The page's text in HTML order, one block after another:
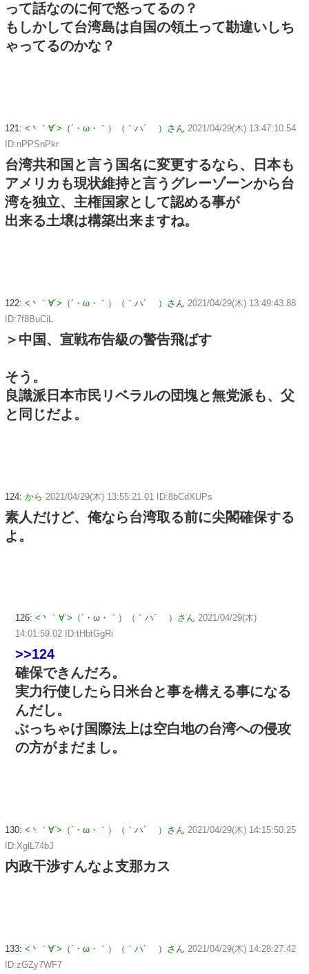
って話なのに何で怒ってるの？
もしかして台湾島は自国の領土って勘違いしち
ゃってるのかな？
121: <丶｀∀´>（´・ω・｀）（｀ハ´ ）さん 2021/04/29(木) 13:47:10.54
ID:nPPSnPkr
台湾共和国と言う国名に変更するなら、日本も
アメリカも現状維持と言うグレーゾーンから台
湾を独立、主権国家として認める事が
出来る土壌は構築出来ますね。
122: <丶｀∀´>（´・ω・｀）（｀ハ´ ）さん 2021/04/29(木) 13:49:43.88
ID:7f8BuCiL
＞中国、宣戦布告級の警告飛ばす
そう。
良識派日本市民リベラルの団塊と無党派も、父
と同じだよ。
124: から 2021/04/29(木) 13:55:21.01 ID:8bCdXUPs
素人だけど、俺なら台湾取る前に尖閣確保する
よ。
126: <丶｀∀´>（´・ω・｀）（｀ハ´ ）さん 2021/04/29(木)
14:01:59.02 ID:tHbtGgRi
>>124
確保できんだろ。
実力行使したら日米台と事を構える事になる
んだし。
ぶっちゃけ国際法上は空白地の台湾への侵攻
の方がまだまし。
130: <丶｀∀´>（´・ω・｀）（｀ハ´ ）さん 2021/04/29(木) 14:15:50.25
ID:XglL74bJ
内政干渉すんなよ支那カス
133: <丶｀∀´>（´・ω・｀）（｀ハ´ ）さん 2021/04/29(木) 14:28:27.42
ID:zGZy7WF7